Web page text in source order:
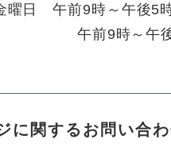
曜日 午前9時～午後5
午前9時～午後
に関するお問い合